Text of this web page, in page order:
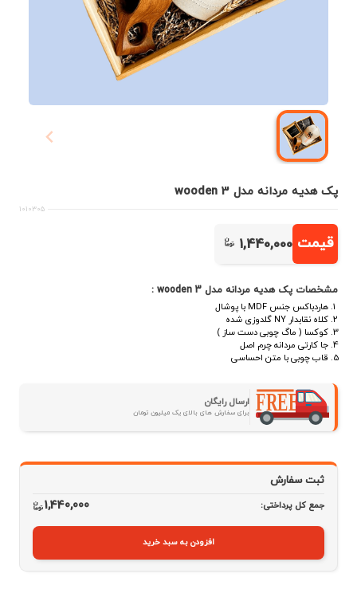
پک هدیه مردانه مدل wooden 3
1010305
قیمت 1,440,000
مشخصات پک هدیه مردانه مدل wooden 3 :
هاردباکس جنس MDF با پوشال
کلاه نقابدار NY گلدوزی شده
کوکسا ( ماگ چوبی دست ساز )
جا کارتی مردانه چرم اصل
قاب چوبی با متن احساسی
ارسال رایگان
برای سفارش های بالای یک میلیون تومان
ثبت سفارش
جمع کل پرداختی: 1,440,000
افزودن به سبد خرید